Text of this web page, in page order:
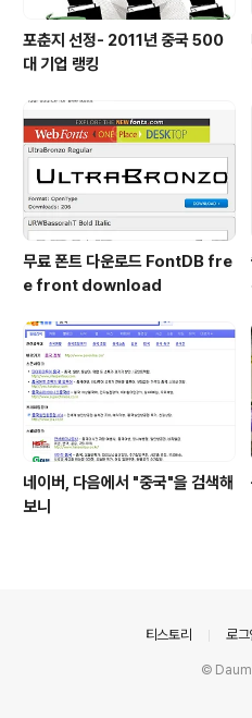
포춘지 선정- 2011년 중국 500
대 기업 랭킹
무료 폰트 다운로드 FontDB fre
e front download
네이버, 다음에서 "중국"을 검색해
보니
티스토리 로그
© Daum